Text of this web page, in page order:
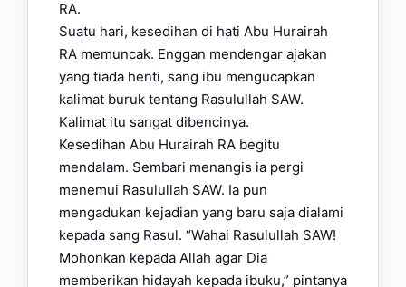
RA.
Suatu hari, kesedihan di hati Abu Hurairah
RA memuncak. Enggan mendengar ajakan
yang tiada henti, sang ibu mengucapkan
kalimat buruk tentang Rasulullah SAW.
Kalimat itu sangat dibencinya.
Kesedihan Abu Hurairah RA begitu
mendalam. Sembari menangis ia pergi
menemui Rasulullah SAW. Ia pun
mengadukan kejadian yang baru saja dialami
kepada sang Rasul. “Wahai Rasulullah SAW!
Mohonkan kepada Allah agar Dia
memberikan hidayah kepada ibuku,” pintanya